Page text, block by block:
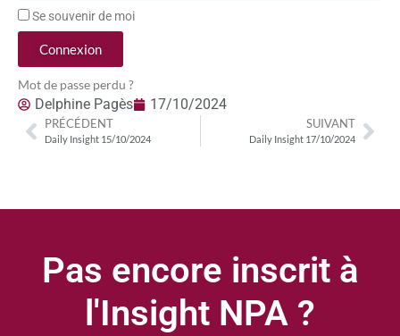
Se souvenir de moi
Connexion
Mot de passe perdu ?
Delphine Pagès 17/10/2024
PRÉCÉDENT
Daily Insight 15/10/2024
SUIVANT
Daily Insight 17/10/2024
Pas encore inscrit à
l'Insight NPA ?